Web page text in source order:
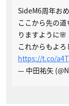
SideM6周年お
ここから先の
りますように🌸
これからもよ
https://t.co/
— 中田祐矢